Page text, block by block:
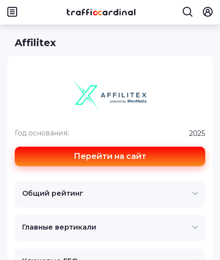
Affilitex
Перейти на сайт
Год основания: 2025
Общий рейтинг
Главные вертикали